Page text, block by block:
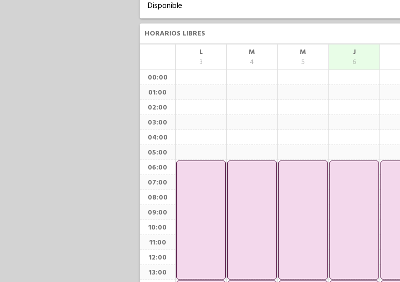
Disponible
HORARIOS LIBRES
L
3
M
4
M
5
J
6
00:00
01:00
02:00
03:00
04:00
05:00
06:00
07:00
08:00
09:00
10:00
11:00
12:00
13:00